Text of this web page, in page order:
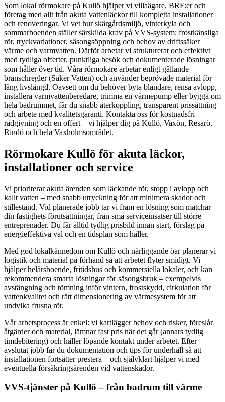
Som lokal rörmokare på Kullö hjälper vi villaägare, BRF:er och
företag med allt från akuta vattenläckor till kompletta installationer
och renoveringar. Vi vet hur skärgårdsmiljö, vinterkyla och
sommarboenden ställer särskilda krav på VVS-system: frostkänsliga
rör, tryckvariationer, säsongsöppning och behov av driftssäker
värme och varmvatten. Därför arbetar vi strukturerat och effektivt
med tydliga offerter, punktliga besök och dokumenterade lösningar
som håller över tid. Våra rörmokare arbetar enligt gällande
branschregler (Säker Vatten) och använder beprövade material för
lång livslängd. Oavsett om du behöver byta blandare, rensa avlopp,
installera varmvattenberedare, trimma en värmepump eller bygga om
hela badrummet, får du snabb återkoppling, transparent prissättning
och arbete med kvalitetsgaranti. Kontakta oss för kostnadsfri
rådgivning och en offert – vi hjälper dig på Kullö, Vaxön, Resarö,
Rindö och hela Vaxholmsområdet.
Rörmokare Kullö för akuta läckor,
installationer och service
Vi prioriterar akuta ärenden som läckande rör, stopp i avlopp och
kallt vatten – med snabb utryckning för att minimera skador och
stillestånd. Vid planerade jobb tar vi fram en lösning som matchar
din fastighets förutsättningar, från små serviceinsatser till större
entreprenader. Du får alltid tydlig prisbild innan start, förslag på
energieffektiva val och en tidsplan som håller.
Med god lokalkännedom om Kullö och närliggande öar planerar vi
logistik och material på förhand så att arbetet flyter smidigt. Vi
hjälper helårsboende, fritidshus och kommersiella lokaler, och kan
rekommendera smarta lösningar för säsongsbruk – exempelvis
avstängning och tömning inför vintern, frostskydd, cirkulation för
vattenkvalitet och rätt dimensionering av värmesystem för att
undvika frusna rör.
Vår arbetsprocess är enkel: vi kartlägger behov och risker, föreslår
åtgärder och material, lämnar fast pris när det går (annars tydlig
timdebitering) och håller löpande kontakt under arbetet. Efter
avslutat jobb får du dokumentation och tips för underhåll så att
installationen fortsätter prestera – och självklart hjälper vi med
eventuella försäkringsärenden vid vattenskador.
VVS-tjänster på Kullö – från badrum till värme